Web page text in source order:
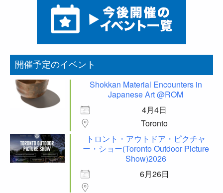
開催予定のイベント
Shokkan Material Encounters in
Japanese Art @ROM
4月4日
Toronto
トロント・アウトドア・ピクチャ
ー・ショー(Toronto Outdoor Picture
Show)2026
6月26日